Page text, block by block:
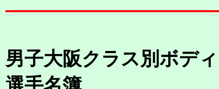
男子大阪クラス別ボデ